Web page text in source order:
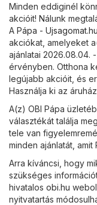
Minden eddiginél
akcióit! Nálunk
A Pápa - Ujsagomat.hu
akciókat, amelyeket
ajánlatai 2026.08.04.
érvényben. Otthona
legújabb akcióit, és
Használja ki az
A(z) OBI Pápa
választékát találja
tele van
minden ajánlatát, amit
Arra kíváncsi, hogy
szükséges
hivatalos obi.hu
nyitvatartás